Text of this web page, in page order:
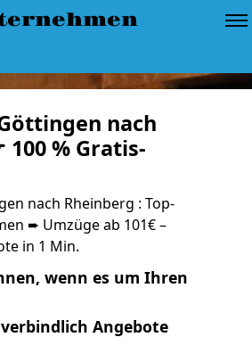
nach
% Gratis-
nach Rheinberg : Top-
➨ Umzüge ab 101€ –
in 1 Min.
wenn es um Ihren
Angebote